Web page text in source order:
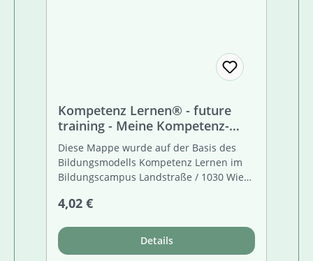
Kompetenz Lernen® - future
training - Meine Kompetenz-
Mappe 1. Klasse
Diese Mappe wurde auf der Basis des
Bildungsmodells Kompetenz Lernen im
Bildungscampus Landstraße / 1030 Wien
Sie erleichtert die gezielte Entwicklung
erheblich. Diese Kompetenz-Mappe dient
nicht nur dem schriftlichen Festhalten
Regulärer Preis:
4,02 €
Details